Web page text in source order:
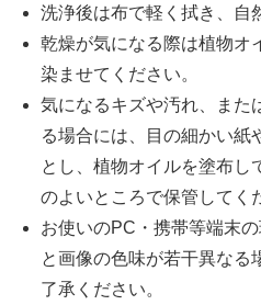
洗浄後は布で軽く拭き、自
乾燥が気になる際は植物オ
染ませてください。
気になるキズや汚れ、また
る場合には、目の細かい紙
とし、植物オイルを塗布し
のよいところで保管してく
お使いのPC・携帯等端末
と画像の色味が若干異なる
了承ください。